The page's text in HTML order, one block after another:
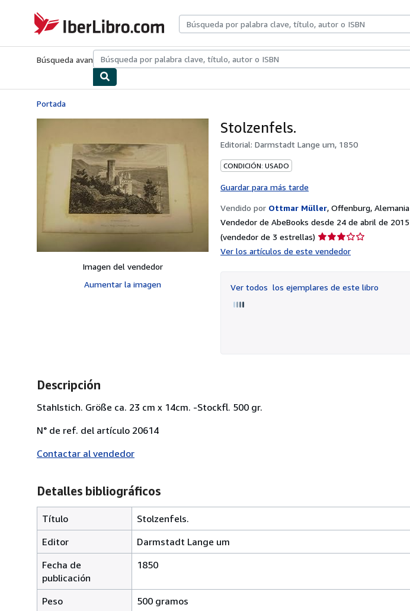
IberLibro.com
Búsqueda avanzadaColecciones Libros antiguosArte y coleccionismo
Portada
Imagen del vendedor
Aumentar la imagen
Stolzenfels.
Editorial: Darmstadt Lange um, 1850
CONDICIÓN: USADO
Guardar para más tarde
Vendido por Ottmar Müller, Offenburg, Alemania
Vendedor de AbeBooks desde 24 de abril de 2015
(vendedor de 3 estrellas) Calificación
Ver los artículos de este vendedor
Ver todos los ejemplares de este libro
Descripción
Stahlstich. Größe ca. 23 cm x 14cm. -Stockfl. 500 gr.
N° de ref. del artículo 20614
Contactar al vendedor
Detalles bibliográficos
Título
Stolzenfels.
Editor
Darmstadt Lange um
Fecha de
publicación
1850
Peso
500 gramos